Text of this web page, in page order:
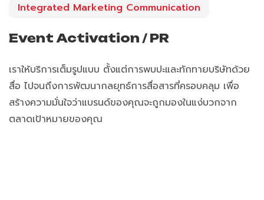
Integrated Marketing Communication
Event Activation / PR
เราให้บริการเต็มรูปแบบ ตั้งแต่การพบปะและทักทายบริษัทด้วย
สื่อ ไปจนถึงการพัฒนากลยุทธ์การสื่อสารที่ครอบคลุม เพื่อ
สร้างความมั่นใจว่าแบรนด์ของคุณจะถูกมองในแง่บวกจาก
ตลาดเป้าหมายของคุณ